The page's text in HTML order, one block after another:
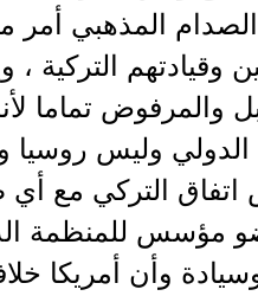
المذهبي أمر
وقيادتهم التركية ،
بل والمرفوض تماما
وليس روسيا
اتفاق التركي مع
مؤسس للمنظمة
وأن أمريكا